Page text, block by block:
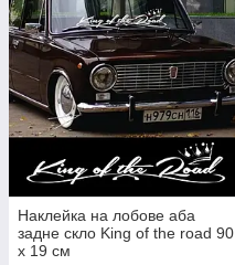
Наклейка на лобове аба
задне скло King of the road 90
х 19 см